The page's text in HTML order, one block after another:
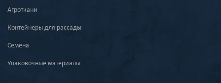
Агроткани
Контейнеры для рассады
Семена
Упаковочные материалы